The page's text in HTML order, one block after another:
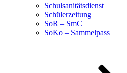
Schulsanitätsdienst
Schülerzeitung
SoR – SmC
SoKo – Sammelpass